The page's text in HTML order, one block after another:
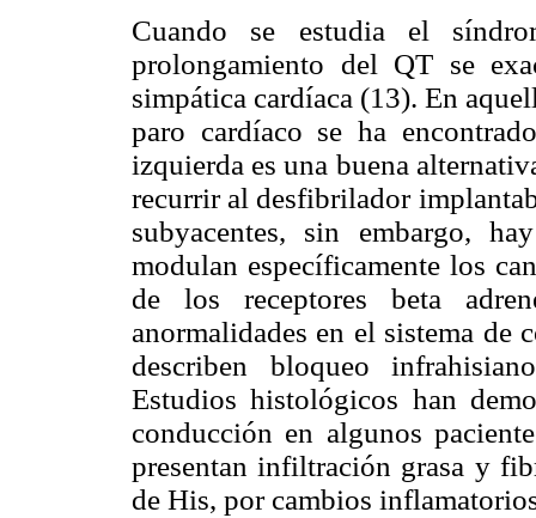
Cuando se estudia el
prolongamiento del QT se
simpática cardíaca (13). En
paro cardíaco se ha
izquierda es una buena
recurrir al desfibrilador
subyacentes, sin embargo,
modulan específicamente los
de los receptores beta
anormalidades en el sistema de
describen bloqueo
Estudios histológicos han
conducción en algunos
presentan infiltración grasa y
de His, por cambios